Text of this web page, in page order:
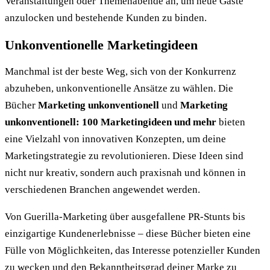
anzulocken und bestehende Kunden zu binden.
Unkonventionelle Marketingideen
Manchmal ist der beste Weg, sich von der Konkurrenz
abzuheben, unkonventionelle Ansätze zu wählen. Die
Bücher Marketing unkonventionell und Marketing
unkonventionell: 100 Marketingideen und mehr bieten
eine Vielzahl von innovativen Konzepten, um deine
Marketingstrategie zu revolutionieren. Diese Ideen sind
nicht nur kreativ, sondern auch praxisnah und können in
verschiedenen Branchen angewendet werden.
Von Guerilla-Marketing über ausgefallene PR-Stunts bis
einzigartige Kundenerlebnisse – diese Bücher bieten eine
Fülle von Möglichkeiten, das Interesse potenzieller Kunden
zu wecken und den Bekanntheitsgrad deiner Marke zu